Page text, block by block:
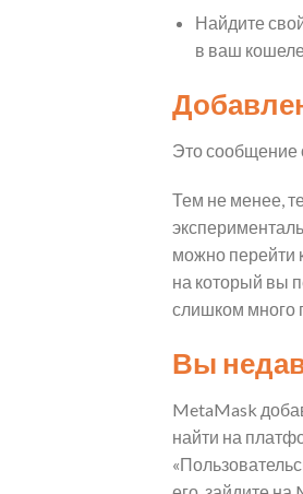
Найдите
в ваш
Это сообщение
Тем не менее,
можно перейти
на который вы
слишком много
Вы
MetaMask
найти на